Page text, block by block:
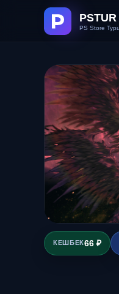
КЕШБЕК66 ₽